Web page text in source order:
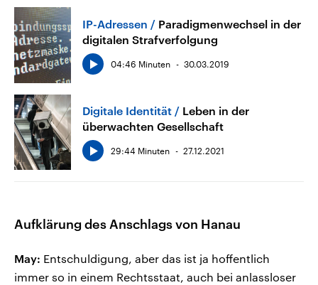
IP-Adressen
Paradigmenwechsel in der
digitalen Strafverfolgung
04:46 Minuten 30.03.2019
Digitale Identität
Leben in der
überwachten Gesellschaft
29:44 Minuten 27.12.2021
Aufklärung des Anschlags von Hanau
May: Entschuldigung, aber das ist ja hoffentlich
immer so in einem Rechtsstaat, auch bei anlassloser